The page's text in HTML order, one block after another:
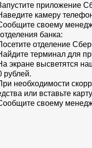
приложение
камеру
своему
банка:
отделение
терминал для
экране высветятся
рублей.
необходимости
или вставьте
своему